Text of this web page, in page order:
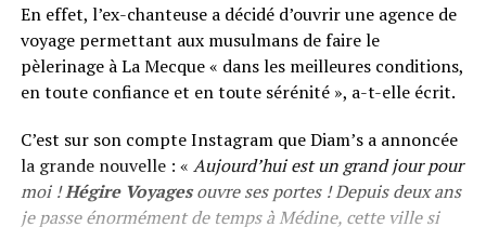
En effet, l’ex-chanteuse a décidé d’ouvrir une agence de
voyage permettant aux musulmans de faire le
pèlerinage à La Mecque « dans les meilleures conditions,
en toute confiance et en toute sérénité », a-t-elle écrit.
C’est sur son compte Instagram que Diam’s a annoncée
la grande nouvelle : « Aujourd’hui est un grand jour pour
moi !Hégire Voyagesouvre ses portes ! ⁣⁣Depuis deux ans
je passe énormément de temps à Médine, cette ville si